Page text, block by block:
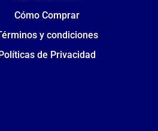
Cómo Comprar
y condiciones
de Privacidad